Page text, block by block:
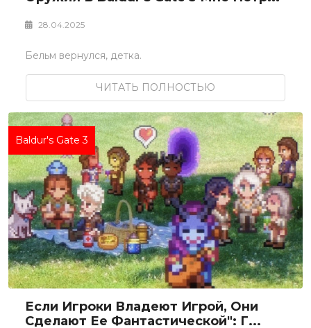
28.04.2025
Бельм вернулся, детка.
ЧИТАТЬ ПОЛНОСТЬЮ
Baldur's Gate 3
Если Игроки Владеют Игрой, Они
Сделают Ее Фантастической": Г...